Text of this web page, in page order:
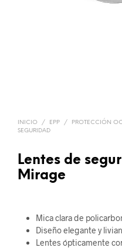
INICIO / EPP / PROTECCIÓN
SEGURIDAD
Lentes de
Mirage
Mica clara de
Diseño elegante y
Lentes ópticamente